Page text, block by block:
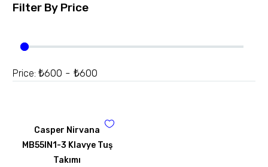
Filter By Price
Price: ₺600 - ₺600
Casper Nirvana
MB55IN1-3 Klavye Tuş
Takımı